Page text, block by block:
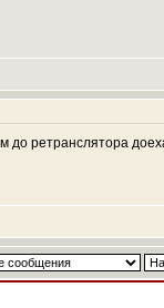
ретранслятора